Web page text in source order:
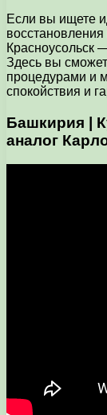
Если вы ищете
Красноусольск
Здесь вы
процедурами и
спокойствия и
Башкирия |
аналог